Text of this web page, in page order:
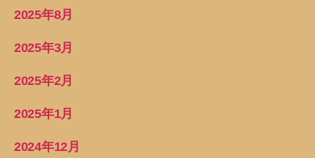
2025年8月
2025年3月
2025年2月
2025年1月
2024年12月